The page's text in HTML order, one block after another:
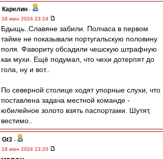
Карелин -
18 июн 2024 23:24
Бдыщь..Славяне забили. Полчаса в первом
тайме не показывали португальскую половину
поля. Фавориту обсадили чешскую штрафную
как мухи. Ещё подумал, что чехи дотерпят до
гола, ну и вот..
По северной столице ходят упорные слухи, что
поставлена задача местной команде -
юбилейное золото взять паспортами. Шутят,
вестимо..
Gt3 -
18 июн 2024 23:20